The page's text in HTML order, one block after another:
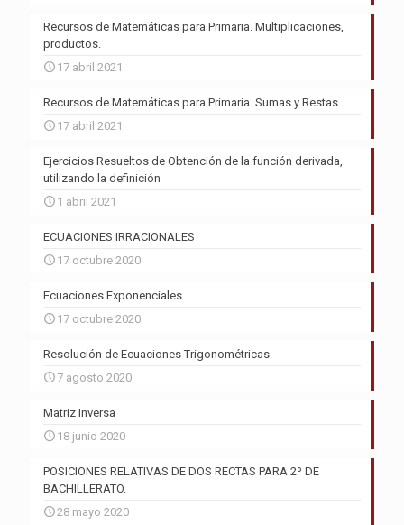
Recursos de Matemáticas para Primaria. Multiplicaciones,
productos.
17 abril 2021
Recursos de Matemáticas para Primaria. Sumas y Restas.
17 abril 2021
Ejercicios Resueltos de Obtención de la función derivada,
utilizando la definición
1 abril 2021
ECUACIONES IRRACIONALES
17 octubre 2020
Ecuaciones Exponenciales
17 octubre 2020
Resolución de Ecuaciones Trigonométricas
7 agosto 2020
Matriz Inversa
18 junio 2020
POSICIONES RELATIVAS DE DOS RECTAS PARA 2º DE
BACHILLERATO.
28 mayo 2020